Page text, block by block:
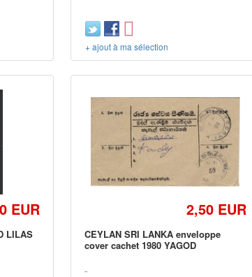
+ ajout à ma sélection
EUR
LILAS
2,50 EUR
CEYLAN SRI LANKA enveloppe
cover cachet 1980 YAGOD